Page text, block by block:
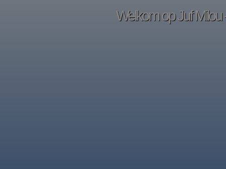
Welkom op Juf Milou